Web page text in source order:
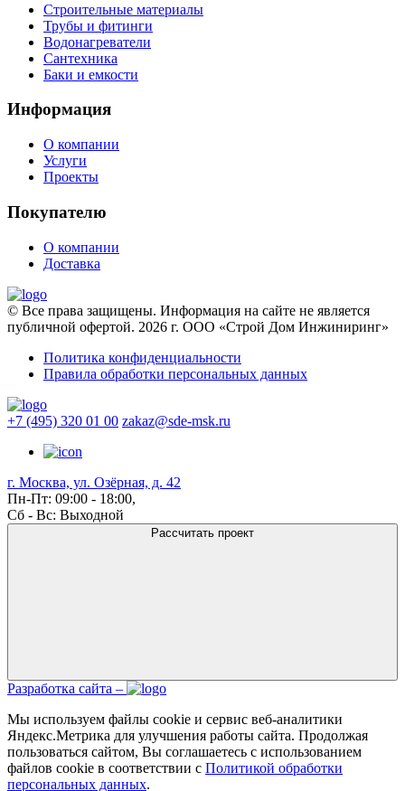
Строительные материалы
Трубы и фитинги
Водонагреватели
Сантехника
Баки и емкости
Информация
О компании
Услуги
Проекты
Покупателю
О компании
Доставка
© Все права защищены. Информация на сайте не является
публичной офертой. 2026 г. ООО «Строй Дом Инжиниринг»
Политика конфиденциальности
Правила обработки персональных данных
+7 (495) 320 01 00 zakaz@sde-msk.ru
г. Москва, ул. Озёрная, д. 42
Пн-Пт: 09:00 - 18:00,
Сб - Вс: Выходной
Рассчитать проект
Разработка сайта –
Мы используем файлы cookie и сервис веб-аналитики
Яндекс.Метрика для улучшения работы сайта. Продолжая
пользоваться сайтом, Вы соглашаетесь с использованием
файлов cookie в соответствии с Политикой обработки
персональных данных.